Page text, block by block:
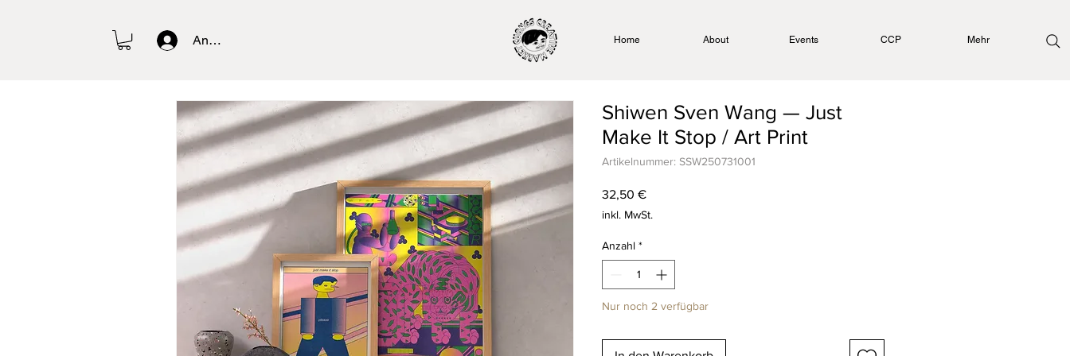
Anmelden Home About Events CCP Mehr
Shiwen Sven Wang — Just
Make It Stop / Art Print
Artikelnummer: SSW250731001
32,50 €Preis
inkl. MwSt.
Anzahl *
Nur noch 2 verfügbar